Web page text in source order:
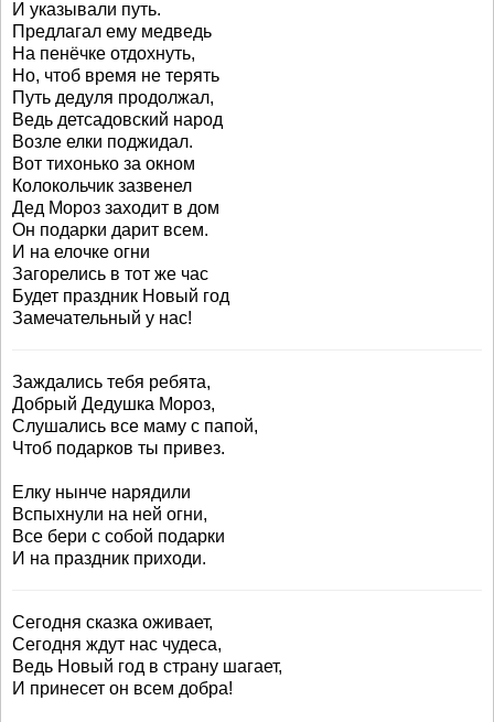
И указывали путь.
Предлагал ему медведь
На пенёчке отдохнуть,
Но, чтоб время не терять
Путь дедуля продолжал,
Ведь детсадовский народ
Возле елки поджидал.
Вот тихонько за окном
Колокольчик зазвенел
Дед Мороз заходит в дом
Он подарки дарит всем.
И на елочке огни
Загорелись в тот же час
Будет праздник Новый год
Замечательный у нас!
Заждались тебя ребята,
Добрый Дедушка Мороз,
Слушались все маму с папой,
Чтоб подарков ты привез.
Елку нынче нарядили
Вспыхнули на ней огни,
Все бери с собой подарки
И на праздник приходи.
Сегодня сказка оживает,
Сегодня ждут нас чудеса,
Ведь Новый год в страну шагает,
И принесет он всем добра!